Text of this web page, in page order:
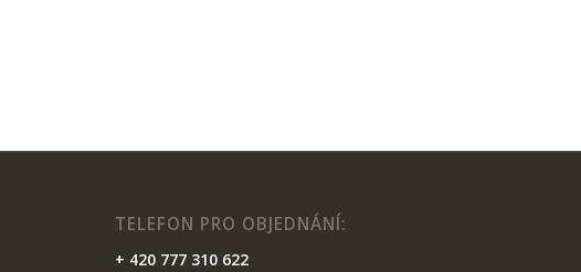
TELEFON PRO OBJEDNÁNÍ:
+ 420 777 310 622